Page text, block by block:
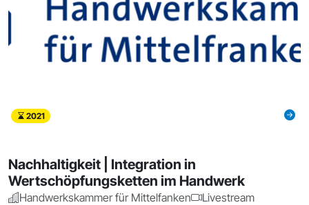
2021
Nachhaltigkeit | Integration in
Wertschöpfungsketten im Handwerk
Handwerkskammer für Mittelfanken
Livestream